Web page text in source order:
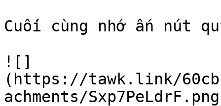
Cuối cùng nhớ ấn nút
![]
(https://tawk.link/
achments/